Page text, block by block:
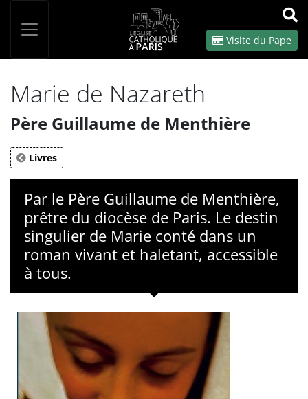
OK
Visite du Pape
Marie de Nazareth
Père Guillaume de Menthière
Livres
Par le Père Guillaume de Menthière,
prêtre du diocèse de Paris. Le destin
singulier de Marie conté dans un
roman vivant et haletant, accessible
à tous.
Panneau de gestion des cookies